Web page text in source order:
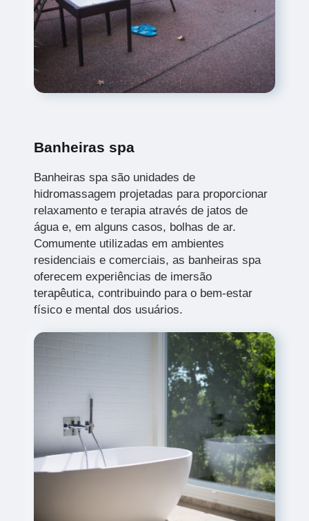
Banheiras spa
Banheiras spa são unidades de
hidromassagem projetadas para proporcionar
relaxamento e terapia através de jatos de
água e, em alguns casos, bolhas de ar.
Comumente utilizadas em ambientes
residenciais e comerciais, as banheiras spa
oferecem experiências de imersão
terapêutica, contribuindo para o bem-estar
físico e mental dos usuários.